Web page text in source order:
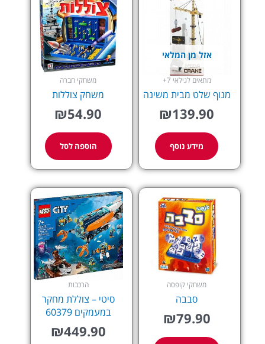
אזל מן המלאי
מתאים לגילאי 7+
מנוף שלט מבית משינה
₪139.90
מידע נוסף
משחקי חברה
משחק צוללות
₪54.90
הוספה לסל
משחקי קופסה
סבבה
₪79.90
הרכבות
סיטי – צוללת מחקר
במעמקים 60379
₪449.90